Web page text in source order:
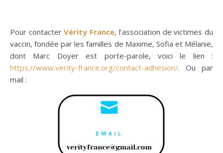
Pour contacterVérity France, l’association de victimes du
vaccin, fondée par les familles de Maxime, Sofia et Mélanie,
dont Marc Doyer est porte-parole, voici le lien :
https://www.verity-france.org/contact-adhesion/. Ou par
mail :